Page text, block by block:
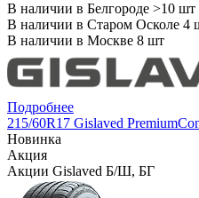
В наличии в Белгороде >10 шт
В наличии в Старом Осколе 4
В наличии в Москве 8 шт
Подробнее
215/60R17 Gislaved
Новинка
Акция
Акции Gislaved Б/Ш, БГ